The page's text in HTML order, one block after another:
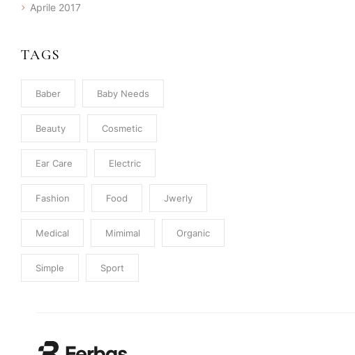
Aprile 2017
TAGS
Baber Baby Needs
Beauty Cosmetic
Ear Care Electric
Fashion Food Jwerly
Medical Mimimal Organic
Simple Sport